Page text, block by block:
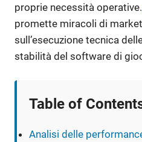
proprie necessità operative.
promette miracoli di
sull’esecuzione tecnica
stabilità del software di
Table of
Analisi delle